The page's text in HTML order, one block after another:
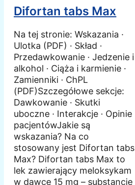
Difortan tabs Max
Na tej stronie: Wskazania ·
Ulotka (PDF) · Skład ·
Przedawkowanie · Jedzenie i
alkohol · Ciąża i karmienie ·
Zamienniki · ChPL
(PDF)Szczegółowe sekcje:
Dawkowanie · Skutki
uboczne · Interakcje · Opinie
pacjentówJakie są
wskazania? Na co
stosowany jest Difortan tabs
Max? Difortan tabs Max to
lek zawierający meloksykam
w dawce 15 mg – substancję